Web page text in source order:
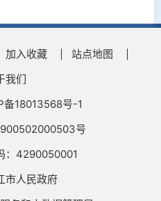
加入收藏
站点地图
我们
备18013568号-1
号
：4290050001
市人民政府